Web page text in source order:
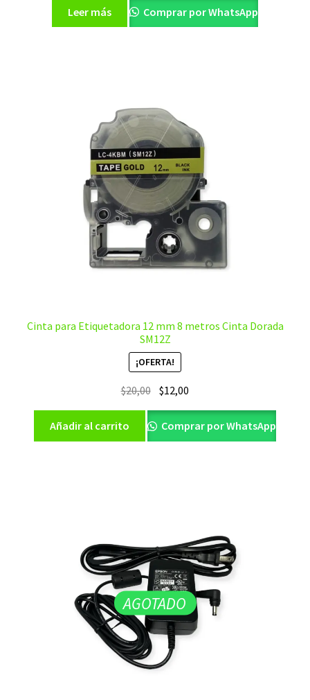
Leer más Comprar por WhatsApp
Cinta para Etiquetadora 12 mm 8 metros Cinta Dorada
SM12Z
¡OFERTA!
$20,00 El
precio
original
era:
$12,00
precio
actual
es:
Añadir al carrito Comprar por WhatsApp
AGOTADO